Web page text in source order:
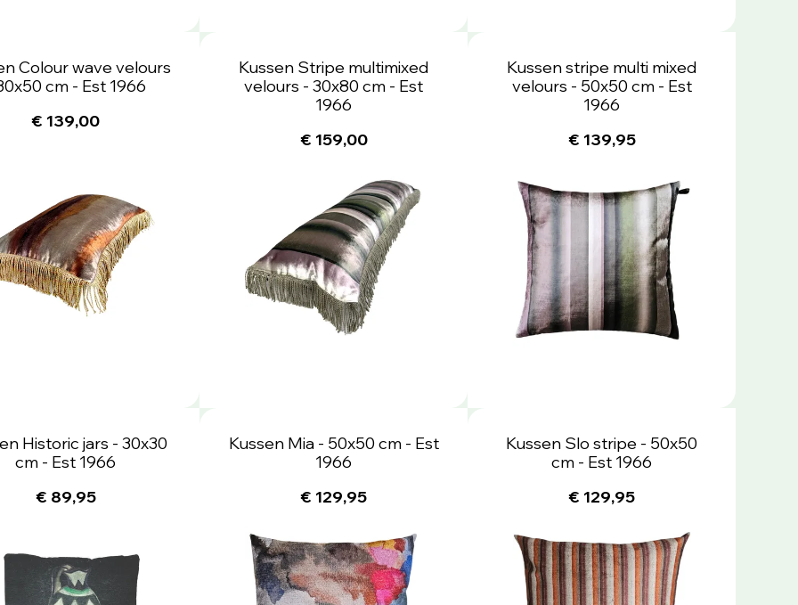
Colour wave velours
cm - Est 1966
€ 139,00
Kussen Stripe multimixed
velours - 30x80 cm - Est
1966
€ 159,00
Kussen stripe multi mixed
velours - 50x50 cm - Est
1966
€ 139,95
Historic jars - 30x30
cm - Est 1966
€ 89,95
Kussen Mia - 50x50 cm - Est
1966
€ 129,95
Kussen Slo stripe - 50x50
cm - Est 1966
€ 129,95